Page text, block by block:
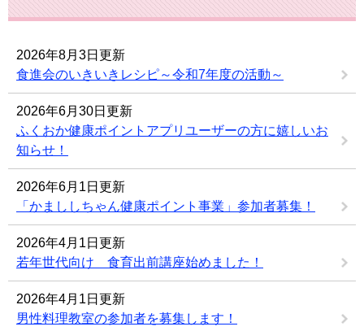
2026年8月3日更新
食進会のいきいきレシピ～令和7年度の活動～
2026年6月30日更新
ふくおか健康ポイントアプリユーザーの方に嬉しいお
知らせ！
2026年6月1日更新
「かまししちゃん健康ポイント事業」参加者募集！
2026年4月1日更新
若年世代向け 食育出前講座始めました！
2026年4月1日更新
男性料理教室の参加者を募集します！